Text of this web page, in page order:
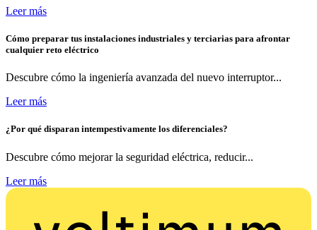
Leer más
Cómo preparar tus instalaciones industriales y terciarias para afrontar
cualquier reto eléctrico
Descubre cómo la ingeniería avanzada del nuevo interruptor...
Leer más
¿Por qué disparan intempestivamente los diferenciales?
Descubre cómo mejorar la seguridad eléctrica, reducir...
Leer más